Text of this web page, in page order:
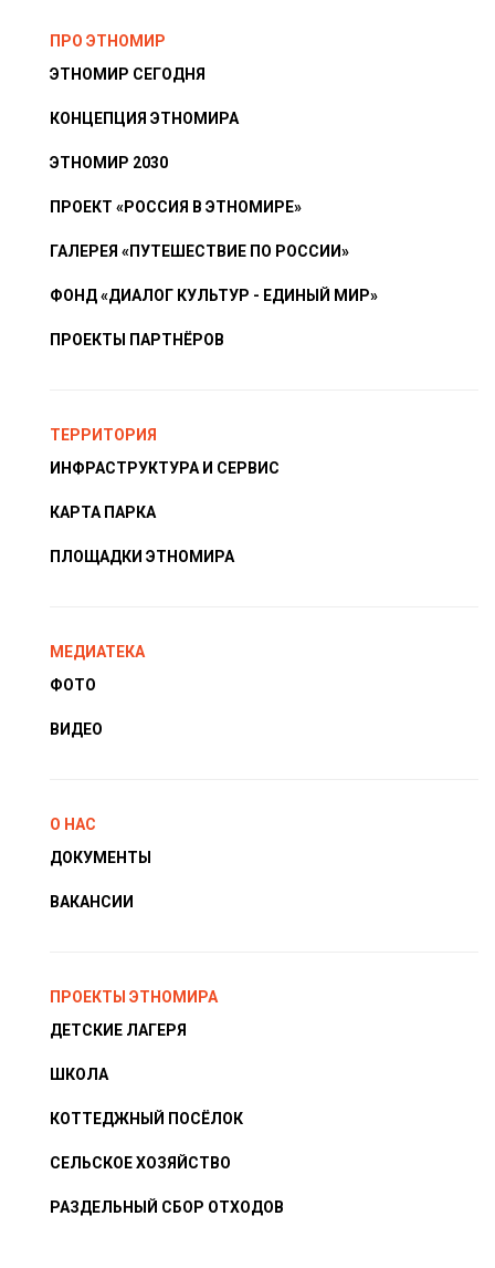
ПРО ЭТНОМИР
ЭТНОМИР СЕГОДНЯ
КОНЦЕПЦИЯ ЭТНОМИРА
ЭТНОМИР 2030
ПРОЕКТ «РОССИЯ В ЭТНОМИРЕ»
ГАЛЕРЕЯ «ПУТЕШЕСТВИЕ ПО РОССИИ»
ФОНД «ДИАЛОГ КУЛЬТУР - ЕДИНЫЙ МИР»
ПРОЕКТЫ ПАРТНЁРОВ
ТЕРРИТОРИЯ
ИНФРАСТРУКТУРА И СЕРВИС
КАРТА ПАРКА
ПЛОЩАДКИ ЭТНОМИРА
МЕДИАТЕКА
ФОТО
ВИДЕО
О НАС
ДОКУМЕНТЫ
ВАКАНСИИ
ПРОЕКТЫ ЭТНОМИРА
ДЕТСКИЕ ЛАГЕРЯ
ШКОЛА
КОТТЕДЖНЫЙ ПОСЁЛОК
СЕЛЬСКОЕ ХОЗЯЙСТВО
РАЗДЕЛЬНЫЙ СБОР ОТХОДОВ